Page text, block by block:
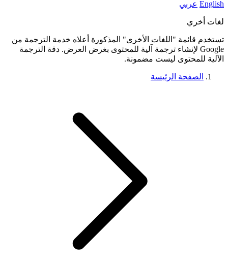
English عربي
لغات أخري
تستخدم قائمة "اللغات الأخرى" المذكورة أعلاه خدمة الترجمة من
Google لإنشاء ترجمة آلية للمحتوى بغرض العرض. دقة الترجمة
الآلية للمحتوى ليست مضمونة.
الصفحة الرئيسة